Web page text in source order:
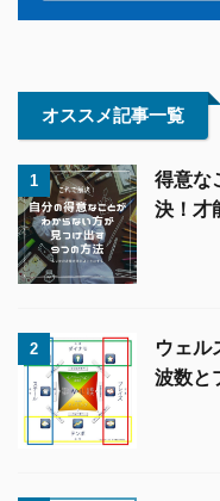
オススメ記事一覧
1
得意な
決！才
2
ウェル
波数と